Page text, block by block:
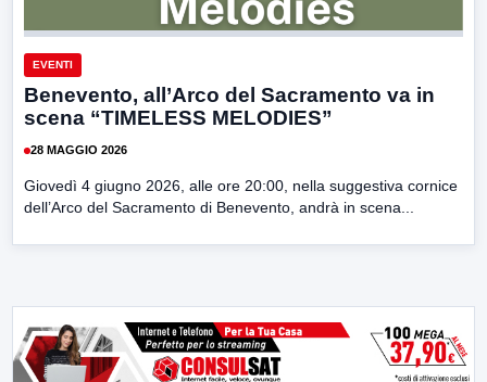
EVENTI
Benevento, all’Arco del Sacramento va in
scena “TIMELESS MELODIES”
28 MAGGIO 2026
Giovedì 4 giugno 2026, alle ore 20:00, nella suggestiva cornice
dell’Arco del Sacramento di Benevento, andrà in scena...